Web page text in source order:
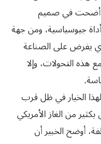
أضحت في صميم
جيوسياسية، ومن جهة
يفرض على الصناعة
هذه التحولات، وإلا
الخيار في ظل قرب
من الغاز الأمريكي
أوضح الخبير أن